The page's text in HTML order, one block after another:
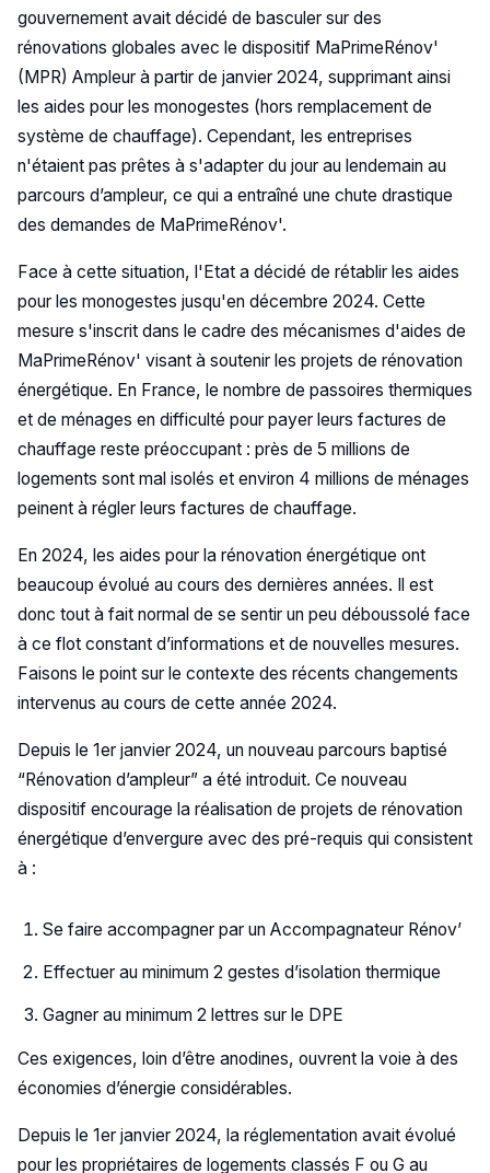
gouvernement avait décidé de basculer sur des
rénovations globales avec le dispositif MaPrimeRénov'
(MPR) Ampleur à partir de janvier 2024, supprimant ainsi
les aides pour les monogestes (hors remplacement de
système de chauffage). Cependant, les entreprises
n'étaient pas prêtes à s'adapter du jour au lendemain au
parcours d’ampleur, ce qui a entraîné une chute drastique
des demandes de MaPrimeRénov'.
Face à cette situation, l'Etat a décidé de rétablir les aides
pour les monogestes jusqu'en décembre 2024. Cette
mesure s'inscrit dans le cadre des mécanismes d'aides de
MaPrimeRénov' visant à soutenir les projets de rénovation
énergétique. En France, le nombre de passoires thermiques
et de ménages en difficulté pour payer leurs factures de
chauffage reste préoccupant : près de 5 millions de
logements sont mal isolés et environ 4 millions de ménages
peinent à régler leurs factures de chauffage.
En 2024, les aides pour la rénovation énergétique ont
beaucoup évolué au cours des dernières années. Il est
donc tout à fait normal de se sentir un peu déboussolé face
à ce flot constant d’informations et de nouvelles mesures.
Faisons le point sur le contexte des récents changements
intervenus au cours de cette année 2024.
Depuis le 1er janvier 2024, un nouveau parcours baptisé
“Rénovation d’ampleur” a été introduit. Ce nouveau
dispositif encourage la réalisation de projets de rénovation
énergétique d’envergure avec des pré-requis qui consistent
à :
Se faire accompagner par un Accompagnateur Rénov’
Effectuer au minimum 2 gestes d’isolation thermique
Gagner au minimum 2 lettres sur le DPE
Ces exigences, loin d’être anodines, ouvrent la voie à des
économies d’énergie considérables.
Depuis le 1er janvier 2024, la réglementation avait évolué
pour les propriétaires de logements classés F ou G au